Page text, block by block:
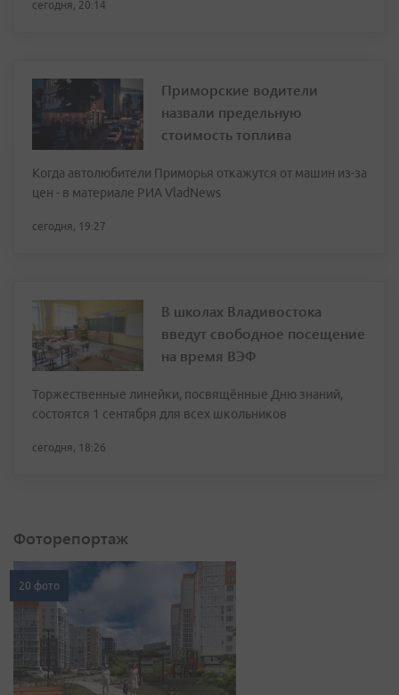
сегодня, 20:14
Приморские водители
назвали предельную
стоимость топлива
Когда автолюбители Приморья откажутся от машин из-за
цен - в материале РИА VladNews
сегодня, 19:27
В школах Владивостока
введут свободное посещение
на время ВЭФ
Торжественные линейки, посвящённые Дню знаний,
состоятся 1 сентября для всех школьников
сегодня, 18:26
Фоторепортаж
20 фото